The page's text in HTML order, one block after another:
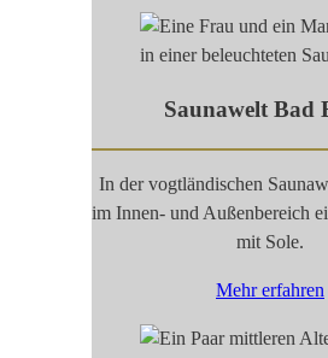
Saunawelt Bad
In der vogtländischen
im Innen- und Außenbereich
mit Sole.
Mehr erfahren